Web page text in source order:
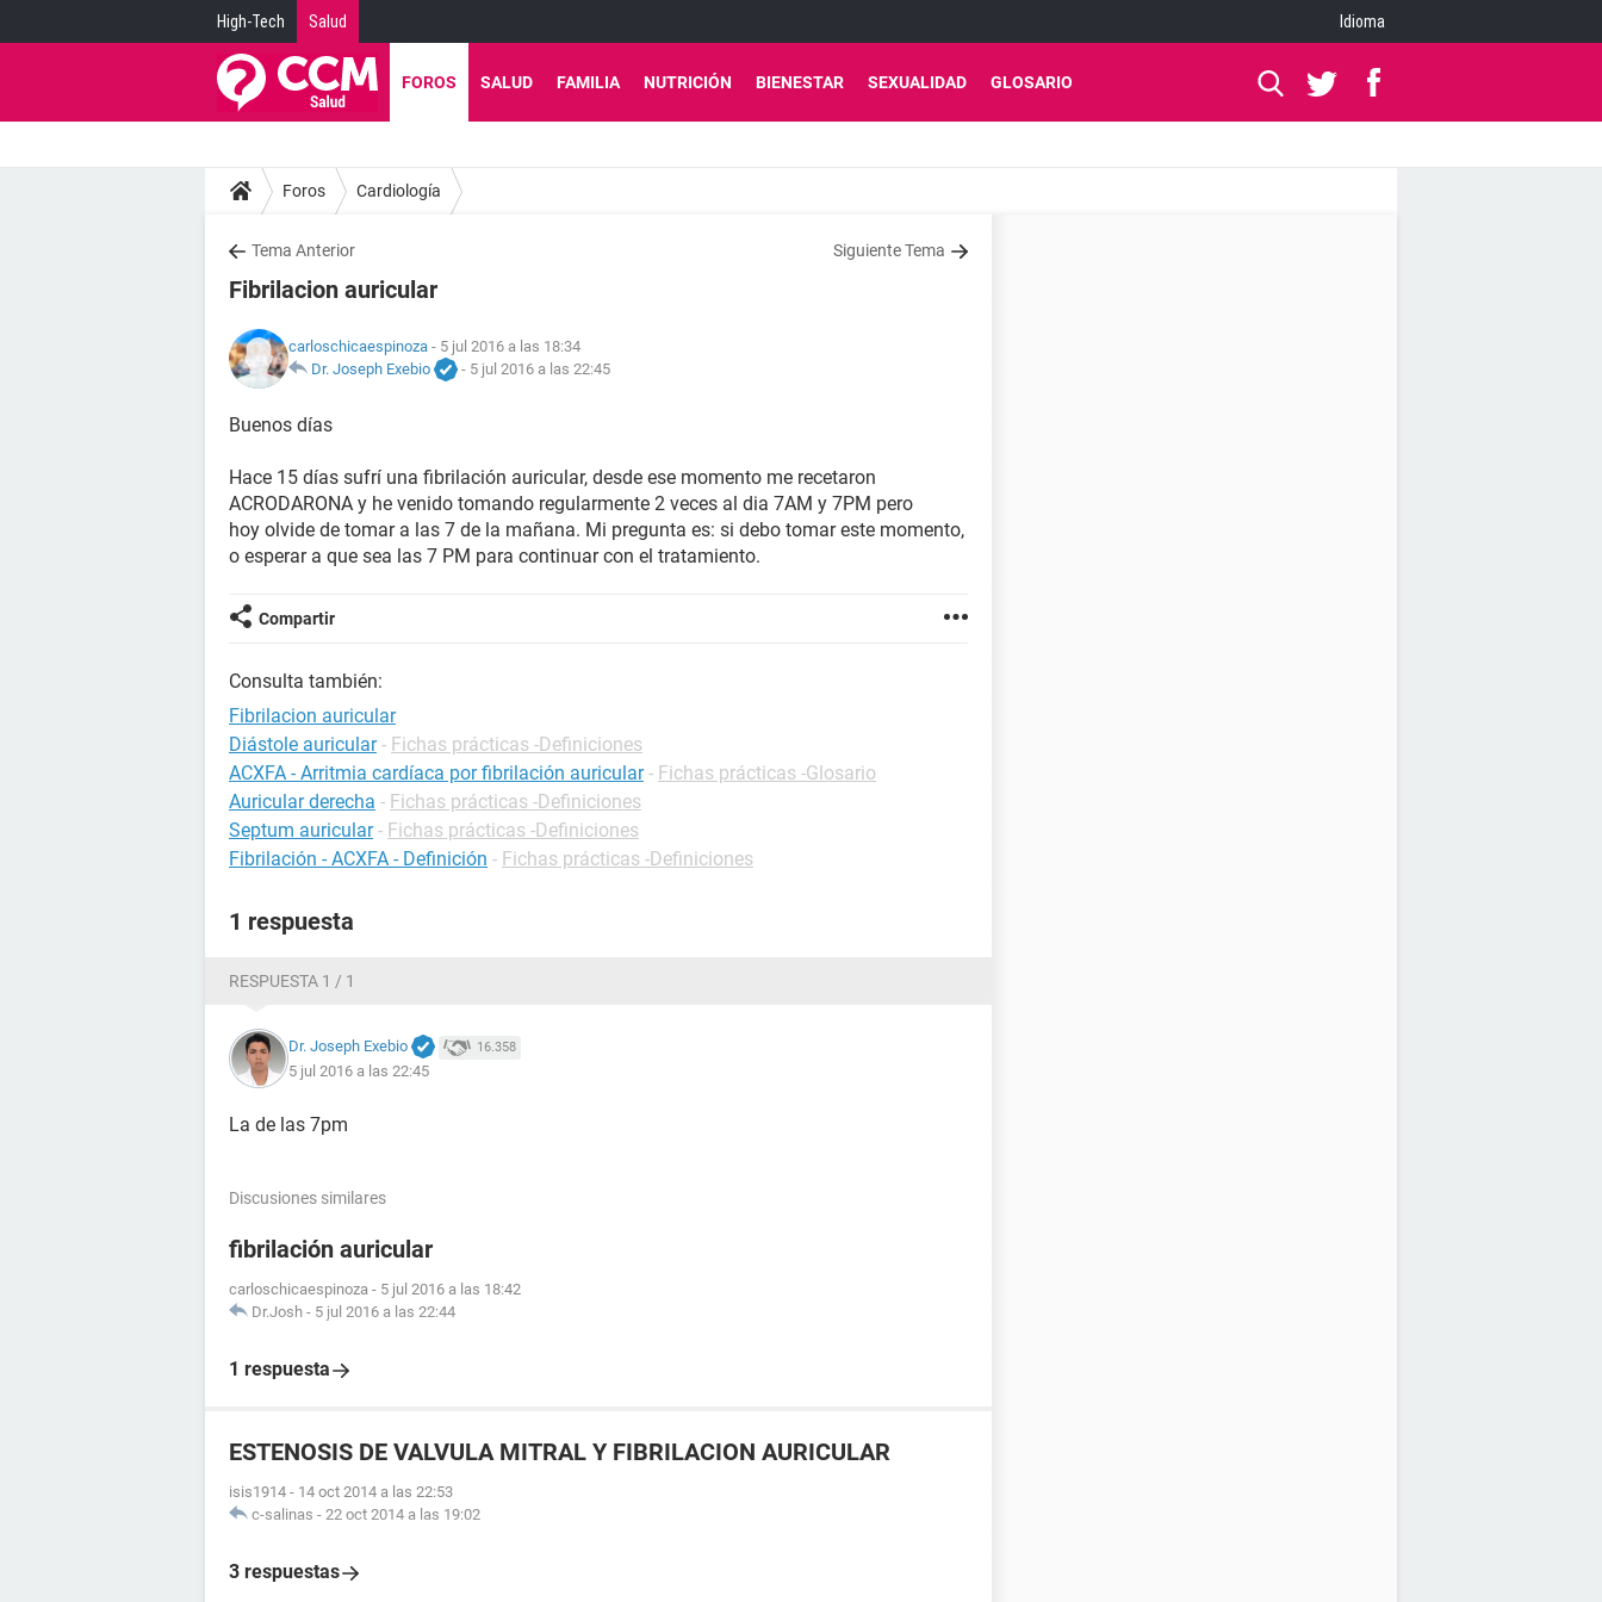
High-Tech Salud Idioma
FOROS SALUD FAMILIA NUTRICIÓN BIENESTAR SEXUALIDAD GLOSARIO
Foros Cardiología
Tema Anterior Siguiente Tema
Fibrilacion auricular
carloschicaespinoza - 5 jul 2016 a las 18:34
Dr. Joseph Exebio
- 5 jul 2016 a las 22:45
Buenos días
Hace 15 días sufrí una fibrilación auricular, desde ese momento me recetaron
ACRODARONA y he venido tomando regularmente 2 veces al dia 7AM y 7PM pero
hoy olvide de tomar a las 7 de la mañana. Mi pregunta es: si debo tomar este momento,
o esperar a que sea las 7 PM para continuar con el tratamiento.
Compartir
Consulta también:
Fibrilacion auricular
Diástole auricular - Fichas prácticas -Definiciones
ACXFA - Arritmia cardíaca por fibrilación auricular - Fichas prácticas -Glosario
Auricular derecha - Fichas prácticas -Definiciones
Septum auricular - Fichas prácticas -Definiciones
Fibrilación - ACXFA - Definición - Fichas prácticas -Definiciones
1 respuesta
RESPUESTA 1 / 1
Dr. Joseph Exebio 16.358
5 jul 2016 a las 22:45
La de las 7pm
Discusiones similares
fibrilación auricular
carloschicaespinoza - 5 jul 2016 a las 18:42
Dr.Josh - 5 jul 2016 a las 22:44
1 respuesta
ESTENOSIS DE VALVULA MITRAL Y FIBRILACION AURICULAR
isis1914 - 14 oct 2014 a las 22:53
c-salinas - 22 oct 2014 a las 19:02
3 respuestas